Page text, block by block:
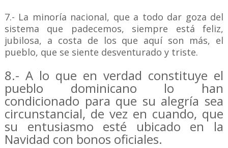
7.- La minoría nacional, que a todo dar goza del
sistema que padecemos, siempre está feliz,
jubilosa, a costa de los que aquí son más, el
pueblo, que se siente desventurado y triste.
8.- A lo que en verdad constituye el
pueblo dominicano lo han
condicionado para que su alegría sea
circunstancial, de vez en cuando, que
su entusiasmo esté ubicado en la
Navidad con bonos oficiales.